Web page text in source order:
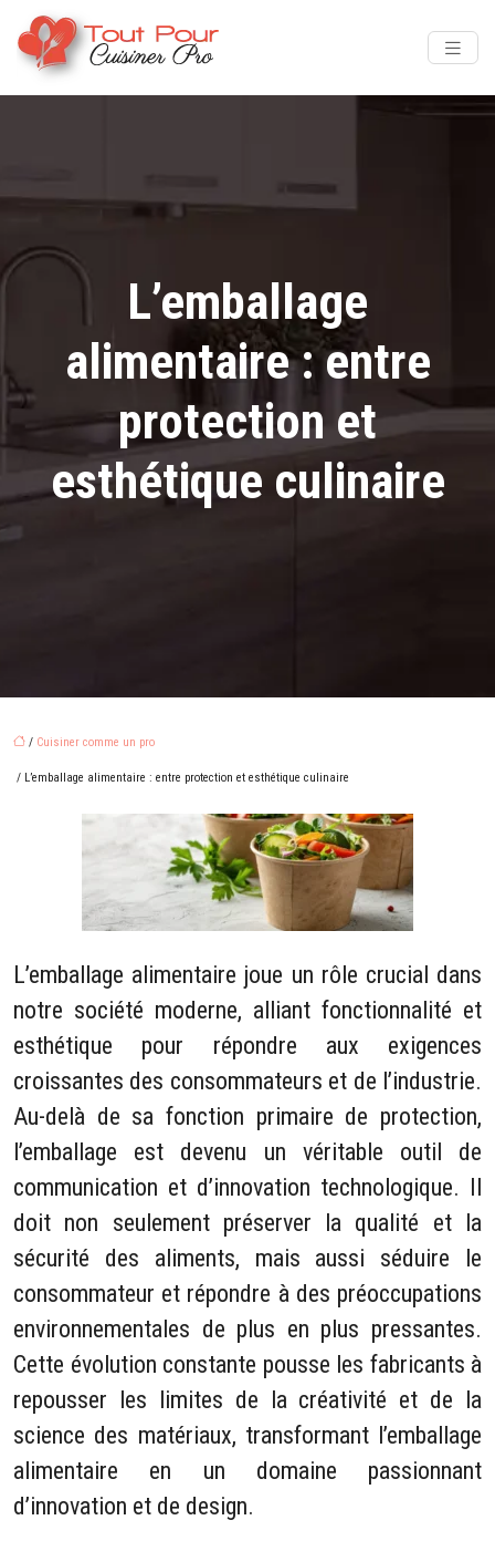
L’emballage
alimentaire : entre
protection et
esthétique culinaire
/ Cuisiner comme un pro
/ L’emballage alimentaire : entre protection et esthétique culinaire
L’emballage alimentaire joue un rôle crucial dans
notre société moderne, alliant fonctionnalité et
esthétique pour répondre aux exigences
croissantes des consommateurs et de l’industrie.
Au-delà de sa fonction primaire de protection,
l’emballage est devenu un véritable outil de
communication et d’innovation technologique. Il
doit non seulement préserver la qualité et la
sécurité des aliments, mais aussi séduire le
consommateur et répondre à des préoccupations
environnementales de plus en plus pressantes.
Cette évolution constante pousse les fabricants à
repousser les limites de la créativité et de la
science des matériaux, transformant l’emballage
alimentaire en un domaine passionnant
d’innovation et de design.